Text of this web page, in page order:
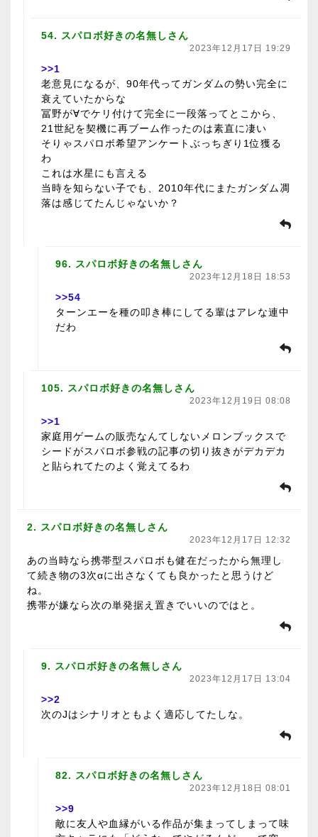
54. スパロボ好きの名無しさん
2023年12月17日 19:29
>>1
老意見になるが、90年代ってガンダムの勢い完全に
衰えていたからな
冨野が∀でケリ付けて完全に一段落ってとこから、
21世紀を契機に再ブーム作ったのは素直に凄い
そりゃスパロボ希望アンケートぶっちぎり1位獲る
わ
これは水星にも言える
当時を知らない子でも、2010年代にまたガンダム凋
落は感じてたんじゃないか？
96. スパロボ好きの名無しさん
2023年12月18日 18:53
>>54
ターンエーを種の叩き棒にしてる輩はアレな連中
だわ
105. スパロボ好きの名無しさん
2023年12月19日 08:08
>>1
家庭用ゲームの販売なんてしないメロンブックスで
シードがスパロボ参戦の記事の切り抜きがデカデカ
と貼られてたのよく覚えてるわ
2. スパロボ好きの名無しさん
2023年12月17日 12:32
あの当時なら携帯型スパロボも健在だったから無理し
て続き物の3次αに出さなくても良かったと思うけど
ね。
携帯が嫌なら次の単発据え置きでいいのではと。
9. スパロボ好きの名無しさん
2023年12月17日 13:04
>>2
次のJはシナリオともよく適応してたしな。
82. スパロボ好きの名無しさん
2023年12月18日 08:01
>>9
敵に友人や血縁がいる作品が集まってしまって味